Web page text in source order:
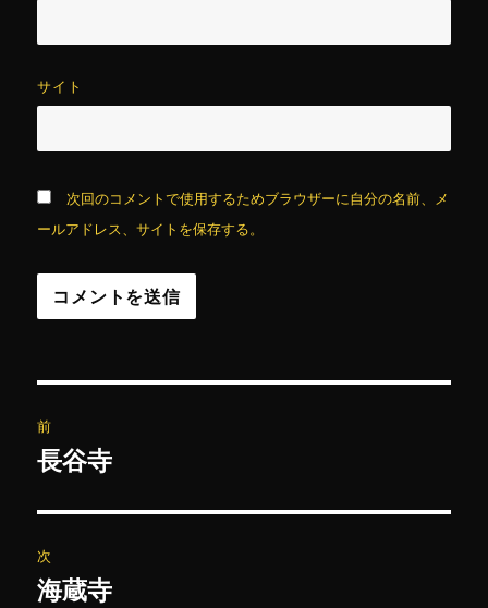
サイト
次回のコメントで使用するためブラウザーに自分の名前、メ
ールアドレス、サイトを保存する。
稿
ビ
ゲ
前
前
投
稿:
長谷寺
次
次
海蔵寺